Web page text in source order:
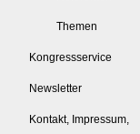
Themen
Kongressservice
Newsletter
Kontakt, Impressum,